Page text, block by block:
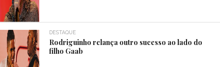
DESTAQUE
Rodriguinho relança outro sucesso ao lado do
filho Gaab